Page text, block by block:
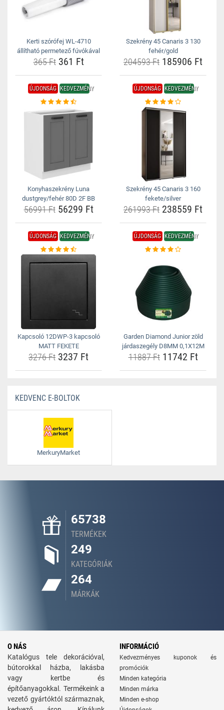
Kerti szórófej WL-4710
állítható permetező fúvókával
365 Ft361 Ft
Szekrény 45 Canaris 3 130
fehér/gold
204593 Ft 185906 Ft
ÚJDONSÁG KEDVEZMÉNY
Konyhaszekrény Luna
dustgrey/fehér 80D 2F BB
56991 Ft56299 Ft
ÚJDONSÁG KEDVEZMÉNY
Szekrény 45 Canaris 3 160
fekete/silver
261993 Ft 238559 Ft
ÚJDONSÁG KEDVEZMÉNY
Kapcsoló 12DWP-3 kapcsoló
MATT FEKETE
3276 Ft 3237 Ft
ÚJDONSÁG KEDVEZMÉNY
Garden Diamond Junior zöld
járdaszegély D8MM 0,1X12M
11887 Ft11742 Ft
KEDVENC E-BOLTOK
MerkuryMarket
65738
TERMÉKEK
249
KATEGÓRIÁK
264
MÁRKÁK
O NÁS
Katalógus tele dekorációval,
bútorokkal házba, lakásba
vagy kertbe és
építőanyagokkal. Termékeink a
vezető gyártóktól származnak,
INFORMÁCIÓ
Kedvezményes kuponok és
promóciók
Minden kategória
Minden márka
Minden e-shop